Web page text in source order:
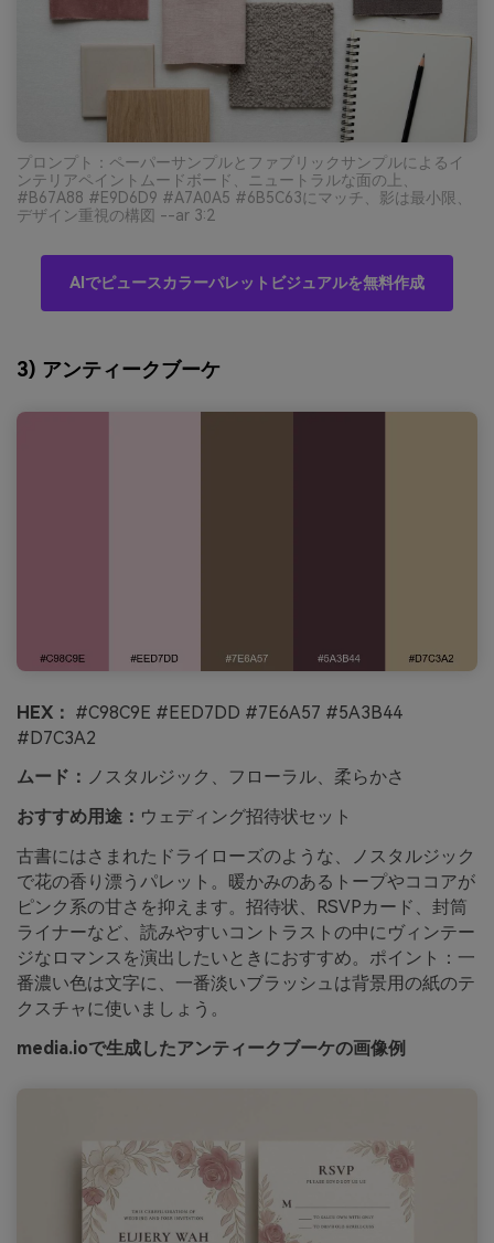
プロンプト：ペーパーサンプルとファブリックサンプルによるイ
ンテリアペイントムードボード、ニュートラルな面の上、
#B67A88 #E9D6D9 #A7A0A5 #6B5C63にマッチ、影は最小限、
デザイン重視の構図 --ar 3:2
AIでピュースカラーパレットビジュアルを無料作成
3) アンティークブーケ
HEX： #C98C9E #EED7DD #7E6A57 #5A3B44
#D7C3A2
ムード： ノスタルジック、フローラル、柔らかさ
おすすめ用途： ウェディング招待状セット
古書にはさまれたドライローズのような、ノスタルジック
で花の香り漂うパレット。暖かみのあるトープやココアが
ピンク系の甘さを抑えます。招待状、RSVPカード、封筒
ライナーなど、読みやすいコントラストの中にヴィンテー
ジなロマンスを演出したいときにおすすめ。ポイント：一
番濃い色は文字に、一番淡いブラッシュは背景用の紙のテ
クスチャに使いましょう。
media.ioで生成したアンティークブーケの画像例